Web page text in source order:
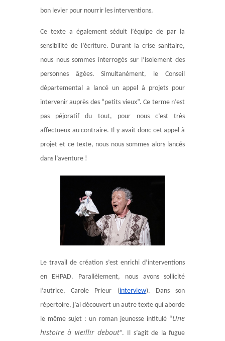
bon levier pour nourrir les interventions.
Ce texte a également séduit l’équipe de par la
sensibilité de l’écriture. Durant la crise sanitaire,
nous nous sommes interrogés sur l’isolement des
personnes âgées. Simultanément, le Conseil
départemental a lancé un appel à projets pour
intervenir auprès des “petits vieux”. Ce terme n’est
pas péjoratif du tout, pour nous c’est très
affectueux au contraire. Il y avait donc cet appel à
projet et ce texte, nous nous sommes alors lancés
dans l’aventure !
Le travail de création s’est enrichi d’interventions
en EHPAD. Parallèlement, nous avons sollicité
l’autrice, Carole Prieur (interview). Dans son
répertoire, j’ai découvert un autre texte qui aborde
le même sujet : un roman jeunesse intitulé “Une
histoire à vieillir debout”. Il s’agit de la fugue